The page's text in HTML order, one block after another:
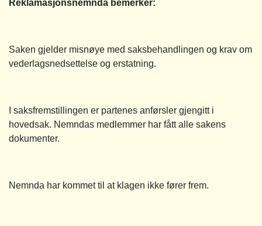
Reklamasjonsnemnda bemerker:
Saken gjelder misnøye med saksbehandlingen og krav om
vederlagsnedsettelse og erstatning.
I saksfremstillingen er partenes anførsler gjengitt i
hovedsak. Nemndas medlemmer har fått alle sakens
dokumenter.
Nemnda har kommet til at klagen ikke fører frem.